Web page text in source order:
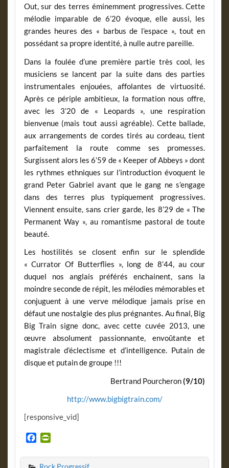
Out, sur des terres éminemment progressives. Cette
mélodie imparable de 6’20 évoque, elle aussi, les
grandes heures des « barbus de l’espace », tout en
possédant sa propre identité, à nulle autre pareille.
Dans la foulée d’une première partie très cool, les
musiciens se lancent par la suite dans des parties
instrumentales enjouées, affolantes de virtuosité.
Après ce périple ambitieux, la formation nous offre,
avec les 3’20 de « Leopards », une respiration
bienvenue (mais tout aussi agréable). Cette ballade,
aux arrangements de cordes tirés au cordeau, tient
parfaitement la route comme ses promesses.
Surgissent alors les 6’59 de « Keeper of Abbeys » dont
les rythmes ethniques sur l’introduction évoquent le
grand Peter Gabriel avant que le gang ne s’engage
dans des terres plus typiquement progressives.
Viennent ensuite, sans crier garde, les 8’29 de « The
Permanent Way », au romantisme pastoral de toute
beauté.
Les hostilités se closent enfin sur le splendide
« Currator Of Butterflies », long de 8’44, au cour
duquel nos anglais préférés enchainent, sans la
moindre seconde de répit, les mélodies mémorables et
conjuguent à une verve mélodique jamais prise en
défaut une nostalgie des plus prégnantes. Au final, Big
Big Train signe donc, avec cette cuvée 2013, une
œuvre absolument passionnante, envoûtante et
magistrale d’éclectisme et d’intelligence. Putain de
disque et putain de groupe !!!
Bertrand Pourcheron(9/10)
http://www.bigbigtrain.com/
[responsive_vid]
c
i